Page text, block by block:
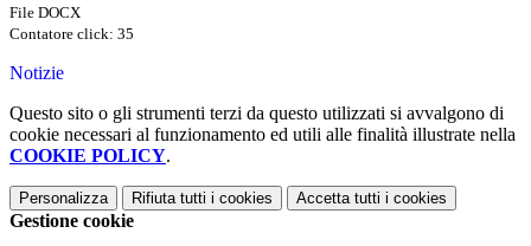
File DOCX
Contatore click: 35
Notizie
Questo sito o gli strumenti terzi da questo utilizzati si avvalgono di
cookie necessari al funzionamento ed utili alle finalità illustrate nella
COOKIE POLICY.
Personalizza Rifiuta tutti i cookies Accetta tutti i cookies
Gestione cookie